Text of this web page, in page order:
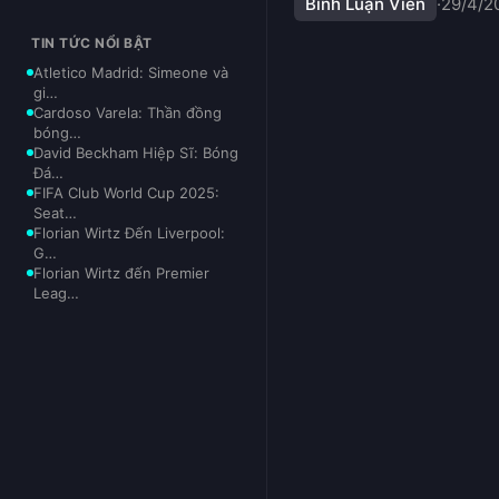
TIN TỨC NỔI BẬT
Atletico Madrid: Simeone và
gi…
Cardoso Varela: Thần đồng
bóng…
David Beckham Hiệp Sĩ: Bóng
Đá…
FIFA Club World Cup 2025:
Seat…
Florian Wirtz Đến Liverpool:
G…
Florian Wirtz đến Premier
Leag…